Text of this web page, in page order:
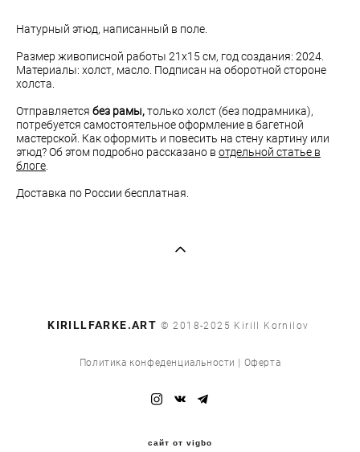
Натурный этюд, написанный в поле.
Размер живописной работы 21х15 см, год создания: 2024.
Материалы: холст, масло. Подписан на оборотной стороне
холста.
Отправляется без рамы,только холст (без подрамника),
потребуется самостоятельное оформление в багетной
мастерской. Как оформить и повесить на стену картину или
этюд? Об этом подробно рассказано в отдельной статье в
блоге.
Доставка по России бесплатная.
​KIRILLFARKE.ART © 2018-2025 Kirill Kornilov
Политика конфеденциальности | Оферта
сайт от vigbo